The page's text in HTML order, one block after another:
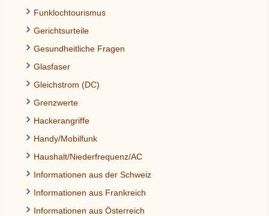
Funklochtourismus
Gerichtsurteile
Gesundheitliche Fragen
Glasfaser
Gleichstrom (DC)
Grenzwerte
Hackerangriffe
Handy/Mobilfunk
Haushalt/Niederfrequenz/AC
Informationen aus der Schweiz
Informationen aus Frankreich
Informationen aus Österreich